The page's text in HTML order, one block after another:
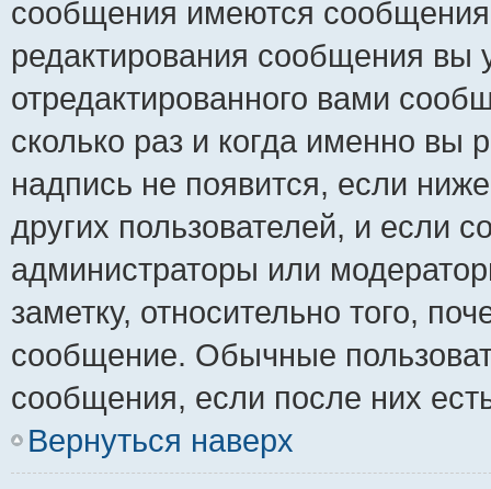
сообщения имеются сообщения
редактирования сообщения
отредактированного вами
сколько раз и когда именно
надпись не появится, если
других пользователей, и если
администраторы или
заметку, относительно того,
сообщение. Обычные
сообщения, если после них
Вернуться наверх